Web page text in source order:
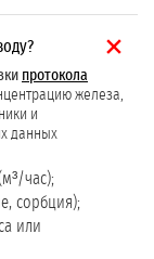
протокола
железа,
и
данных
час);
сорбция);
или